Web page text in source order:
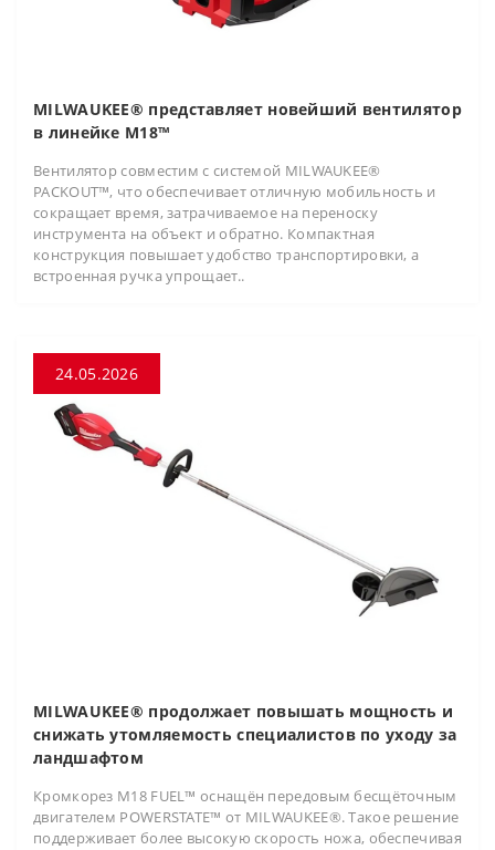
MILWAUKEE® представляет новейший вентилятор
в линейке M18™
Вентилятор совместим с системой MILWAUKEE®
PACKOUT™, что обеспечивает отличную мобильность и
сокращает время, затрачиваемое на переноску
инструмента на объект и обратно. Компактная
конструкция повышает удобство транспортировки, а
встроенная ручка упрощает..
24.05.2026
MILWAUKEE® продолжает повышать мощность и
снижать утомляемость специалистов по уходу за
ландшафтом
Кромкорез M18 FUEL™ оснащён передовым бесщёточным
двигателем POWERSTATE™ от MILWAUKEE®. Такое решение
поддерживает более высокую скорость ножа, обеспечивая